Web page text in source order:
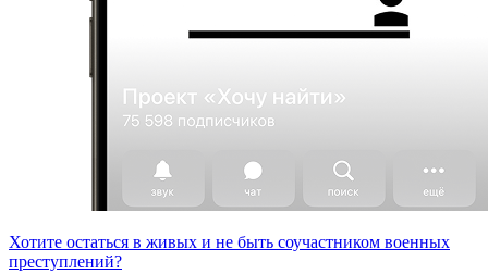
Хотите остаться в живых и не быть соучастником военных
преступлений?